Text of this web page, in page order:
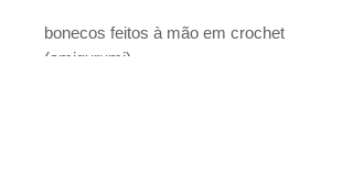
bonecos feitos à mão em crochet
(amigurumi).